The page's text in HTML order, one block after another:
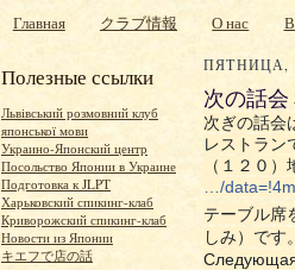
Главная
クラブ情報 О нас
Полезные ссылки
Львівський розмовний клуб
японської мови
Украино-Японский центр
Посольство Японии в Украине
Подготовка к JLPT
Харьковский спикинг-клаб
Криворожский спикинг-клаб
Новости из Японии
キエフで店の話
ПЯТНИЦА,
次の話会
次ぎの話会
レストラン
（１２０
…/
テーブル席
しみ）です。
Следующая